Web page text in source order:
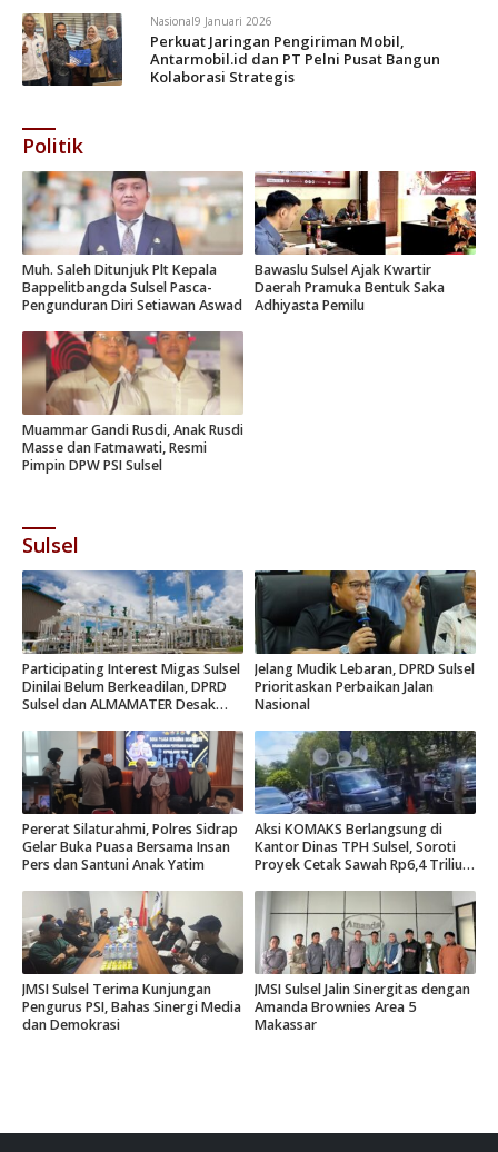
Nasional9 Januari 2026
Perkuat Jaringan Pengiriman Mobil,
Antarmobil.id dan PT Pelni Pusat Bangun
Kolaborasi Strategis
Politik
Muh. Saleh Ditunjuk Plt Kepala
Bappelitbangda Sulsel Pasca-
Pengunduran Diri Setiawan Aswad
Bawaslu Sulsel Ajak Kwartir
Daerah Pramuka Bentuk Saka
Adhiyasta Pemilu
Muammar Gandi Rusdi, Anak Rusdi
Masse dan Fatmawati, Resmi
Pimpin DPW PSI Sulsel
Sulsel
Participating Interest Migas Sulsel
Dinilai Belum Berkeadilan, DPRD
Sulsel dan ALMAMATER Desak
Jelang Mudik Lebaran, DPRD Sulsel
Prioritaskan Perbaikan Jalan
Nasional
Pererat Silaturahmi, Polres Sidrap
Gelar Buka Puasa Bersama Insan
Pers dan Santuni Anak Yatim
Aksi KOMAKS Berlangsung di
Kantor Dinas TPH Sulsel, Soroti
Proyek Cetak Sawah Rp6,4 Triliun
JMSI Sulsel Terima Kunjungan
Pengurus PSI, Bahas Sinergi Media
dan Demokrasi
JMSI Sulsel Jalin Sinergitas dengan
Amanda Brownies Area 5
Makassar